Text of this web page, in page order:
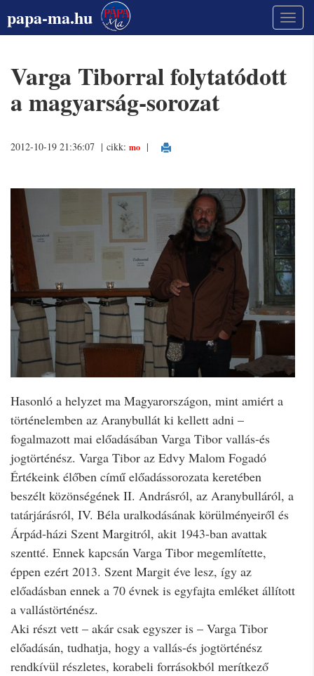
papa-ma.hu
Varga Tiborral folytatódott
a magyarság-sorozat
2012-10-19 21:36:07 | cikk: mo |
Hasonló a helyzet ma Magyarországon, mint amiért a
történelemben az Aranybullát ki kellett adni –
fogalmazott mai előadásában Varga Tibor vallás-és
jogtörténész. Varga Tibor az Edvy Malom Fogadó
Értékeink élőben című előadássorozata keretében
beszélt közönségének II. Andrásról, az Aranybulláról, a
tatárjárásról, IV. Béla uralkodásának körülményeiről és
Árpád-házi Szent Margitról, akit 1943-ban avattak
szentté. Ennek kapcsán Varga Tibor megemlítette,
éppen ezért 2013. Szent Margit éve lesz, így az
előadásban ennek a 70 évnek is egyfajta emléket állított
a vallástörténész.
Aki részt vett – akár csak egyszer is – Varga Tibor
előadásán, tudhatja, hogy a vallás-és jogtörténész
rendkívül részletes, korabeli forrásokból merítkező